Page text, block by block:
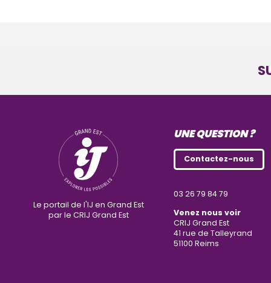
Le portail de l'IJ en Grand Est
par le CRIJ Grand Est
UNE QUESTION ?
Contactez-nous
03 26 79 84 79
Venez nous voir
CRIJ Grand Est
41 rue de Talleyrand
51100 Reims